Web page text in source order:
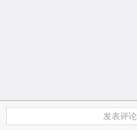
发表评论